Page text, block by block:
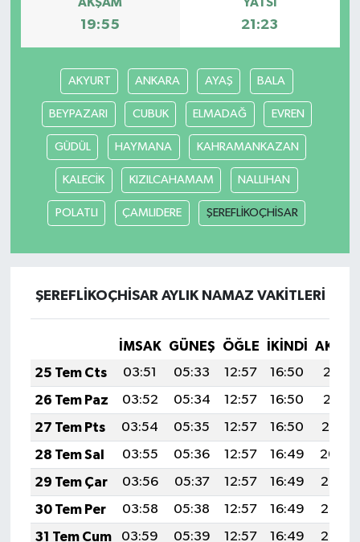
19:55 21:23
AKYURT ANKARA AYAŞ BALA
BEYPAZARI CUBUK ELMADAĞ EVREN
GÜDÜL HAYMANA KAHRAMANKAZAN
KALECİK KIZILCAHAMAM NALLIHAN
POLATLI ÇAMLIDERE ŞEREFLİKOÇHİSAR
ŞEREFLİKOÇHİSAR AYLIK NAMAZ VAKITLERI
İMSAK GÜNEŞ ÖĞLE İKINDI
25 Tem Cts
03:51 05:33 12:57 16:50
20:11
26 Tem Paz
03:52 05:34 12:57 16:50
20:11
27 Tem Pts
03:54 05:35 12:57 16:50
20:10
28 Tem Sal
03:55 05:36 12:57 16:49
20:09
29 Tem Çar
03:56 05:37 12:57 16:49
20:08
30 Tem Per
03:58 05:38 12:57 16:49
20:07
31 Tem Cum
03:59 05:39 12:57 16:49
20:06
YEREL